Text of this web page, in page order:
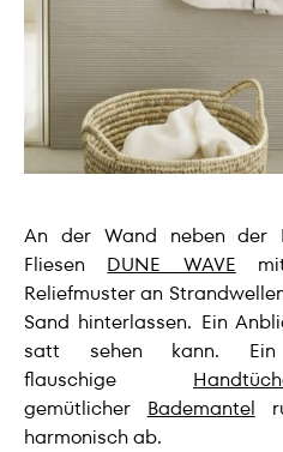
An der Wand neben der
Fliesen DUNE WAVE
Reliefmuster an
Sand hinterlassen. Ein
satt sehen kann.
flauschige
gemütlicher Bademantel
harmonisch ab.